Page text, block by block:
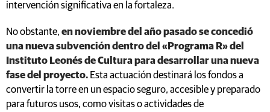
intervención significativa en la fortaleza.
No obstante, en noviembre del año pasado se concedió
una nueva subvención dentro del «Programa R» del
Instituto Leonés de Cultura para desarrollar una nueva
fase del proyecto. Esta actuación destinará los fondos a
convertir la torre en un espacio seguro, accesible y preparado
para futuros usos, como visitas o actividades de